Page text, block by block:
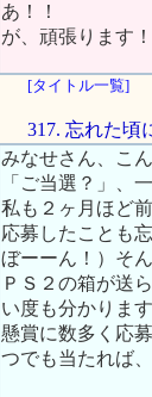
あ！！
が、頑張ります！
[タイトル一覧]
317. 忘れた頃
みなせさん、こん
「ご当選？」、
私も２ヶ月ほど
応募したことも
ぼーーん！）そ
ＰＳ２の箱が送
い度も分かります
懸賞に数多く応
つでも当たれば